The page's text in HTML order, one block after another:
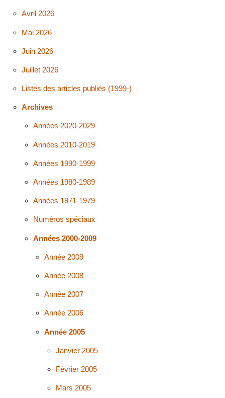
Avril 2026
Mai 2026
Juin 2026
Juillet 2026
Listes des articles publiés (1999-)
Archives
Années 2020-2029
Années 2010-2019
Années 1990-1999
Années 1980-1989
Années 1971-1979
Numéros spéciaux
Années 2000-2009
Année 2009
Année 2008
Année 2007
Année 2006
Année 2005
Janvier 2005
Février 2005
Mars 2005